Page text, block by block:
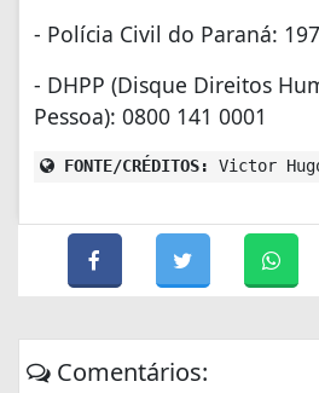
- Polícia Civil do Paraná: 197
- DHPP (Disque Direitos
Pessoa): 0800 141 0001
FONTE/CRÉDITOS: Victor
Comentários: